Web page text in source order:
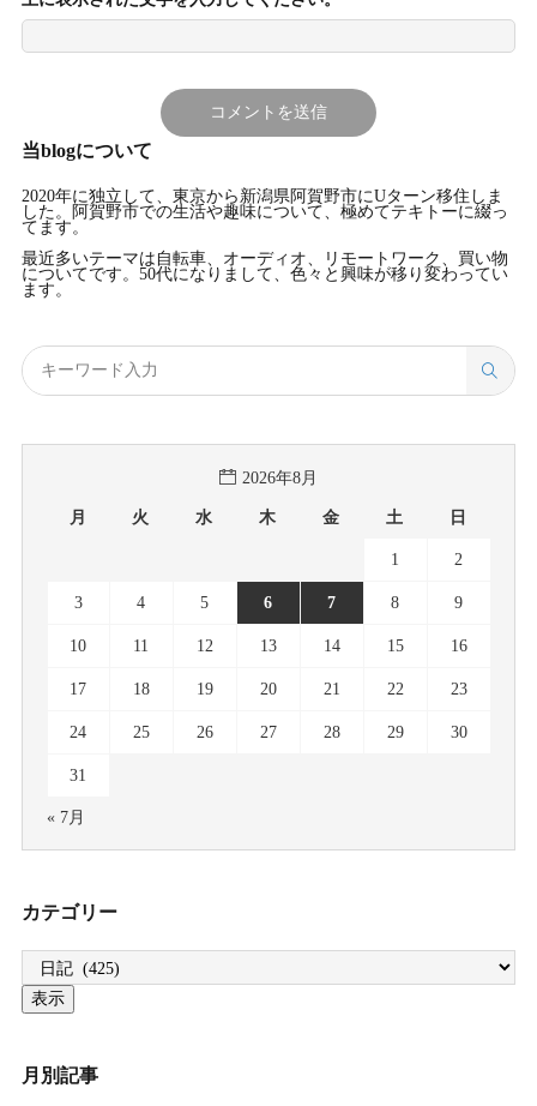
当blogについて
2020年に独立して、東京から新潟県阿賀野市にUターン移住しま
した。阿賀野市での生活や趣味について、極めてテキトーに綴っ
てます。
最近多いテーマは自転車、オーディオ、リモートワーク、買い物
についてです。50代になりまして、色々と興味が移り変わってい
ます。
2026年8月
月 火 水 木 金 土 日
1 2
3 4 5 6 7 8 9
10 11 12 13 14 15 16
17 18 19 20 21 22 23
24 25 26 27 28 29 30
31
« 7月
カテゴリー
月別記事